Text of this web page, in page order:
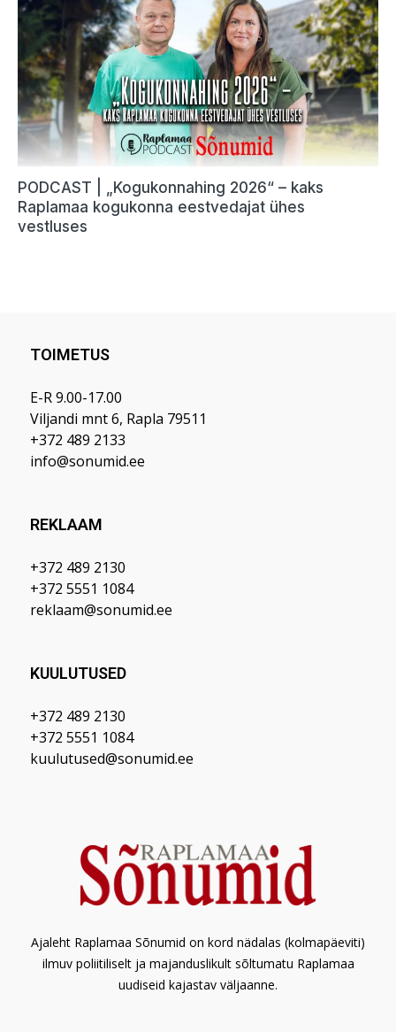
TOIMETUS
E-R 9.00-17.00
Viljandi mnt 6, Rapla 79511
+372 489 2133
info@sonumid.ee
REKLAAM
+372 489 2130
+372 5551 1084
reklaam@sonumid.ee
KUULUTUSED
+372 489 2130
+372 5551 1084
kuulutused@sonumid.ee
Ajaleht Raplamaa Sõnumid on kord nädalas (kolmapäeviti)
ilmuv poliitiliselt ja majanduslikult sõltumatu Raplamaa
uudiseid kajastav väljaanne.